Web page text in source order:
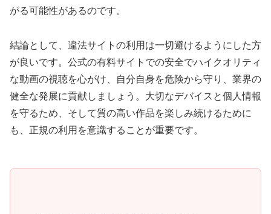
がる可能性があるのです。
結論として、違法サイトの利用は一切避けるようにした方
が良いです。公式の有料サイトでの安全でハイクオリティ
な動画の視聴を心がけ、自分自身を危険から守り、業界の
健全な発展に貢献しましょう。大切なデバイスと個人情報
を守るため、そして質の高い作品を楽しみ続けるために
も、正規の利用を意識することが重要です。